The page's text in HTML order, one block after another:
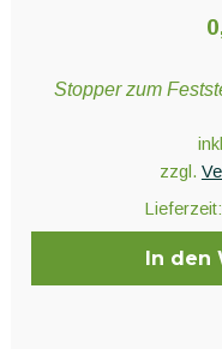
Stopper zum
zzgl.
Lieferzeit:
In den